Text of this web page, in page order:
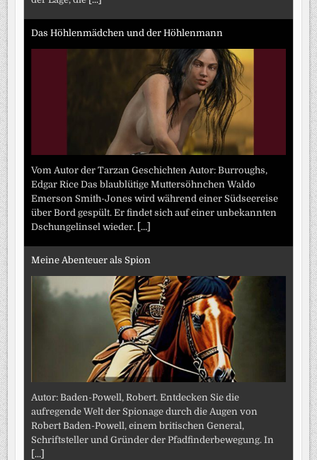
Das Höhlenmädchen und der Höhlenmann
Vom Autor der Tarzan Geschichten Autor: Burroughs,
Edgar Rice Das blaublütige Muttersöhnchen Waldo
Emerson Smith-Jones wird während einer Südseereise
über Bord gespült. Er findet sich auf einer unbekannten
Dschungelinsel wieder. [...]
Meine Abenteuer als Spion
Autor: Baden-Powell, Robert. Entdecken Sie die
aufregende Welt der Spionage durch die Augen von
Robert Baden-Powell, einem britischen General,
Schriftsteller und Gründer der Pfadfinderbewegung. In
[...]